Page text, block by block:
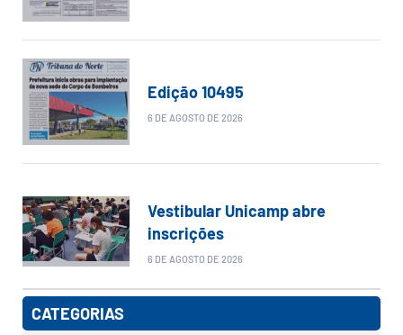
Edição 10495
6 DE AGOSTO DE 2026
Vestibular Unicamp abre
inscrições
6 DE AGOSTO DE 2026
CATEGORIAS